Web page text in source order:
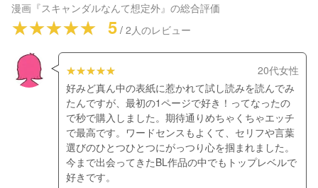
漫画『スキャンダルなんて想定外』 の総合評価
5 / 2人のレビュー
20代女性
好みど真ん中の表紙に惹かれて試し読みを読んでみ
たんですが、最初の1ページで好き！ってなったの
で秒で購入しました。期待通りめちゃくちゃエッチ
で最高です。ワードセンスもよくて、セリフや言葉
選びのひとつひとつにがっつり心を掴まれました。
今まで出会ってきたBL作品の中でもトップレベルで
好きです。